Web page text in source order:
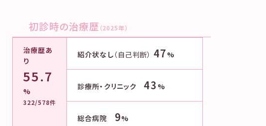
初診時の治療歴 （2025年）
治療歴あ
り
55.7
%
322/578件
紹介状なし （自己判断） 47 %
診療所・クリニック43 %
総合病院 9%